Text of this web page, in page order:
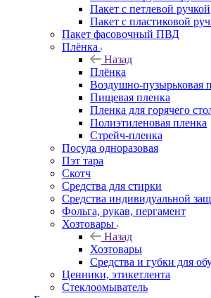
Пакет с петлевой ручкой
Пакет с пластиковой
Пакет фасовочный ПВД
Плёнка
Назад
Плёнка
Воздушно-пузырьковая
Пищевая пленка
Пленка для горячего
Полиэтиленовая пленка
Стрейч-пленка
Посуда одноразовая
Пэт тара
Скотч
Средства для стирки
Средства индивидуальной
Фольга, рукав, пергамент
Хозтовары
Назад
Хозтовары
Средства и губки для
Ценники, этикетлента
Стеклоомыватель